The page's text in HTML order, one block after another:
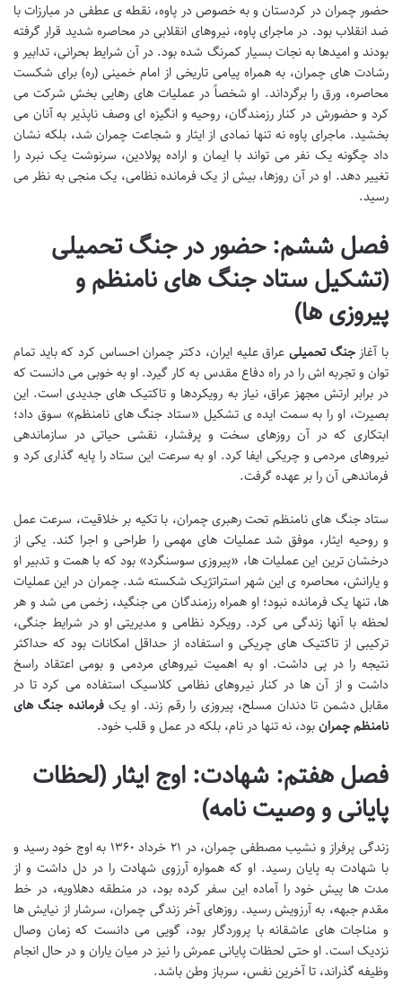
حضور چمران در کردستان و به خصوص در پاوه، نقطه ی عطفی در مبارزات با
ضد انقلاب بود. در ماجرای پاوه، نیروهای انقلابی در محاصره شدید قرار گرفته
بودند و امیدها به نجات بسیار کمرنگ شده بود. در آن شرایط بحرانی، تدابیر و
رشادت های چمران، به همراه پیامی تاریخی از امام خمینی (ره) برای شکست
محاصره، ورق را برگرداند. او شخصاً در عملیات های رهایی بخش شرکت می
کرد و حضورش در کنار رزمندگان، روحیه و انگیزه ای وصف ناپذیر به آنان می
بخشید. ماجرای پاوه نه تنها نمادی از ایثار و شجاعت چمران شد، بلکه نشان
داد چگونه یک نفر می تواند با ایمان و اراده پولادین، سرنوشت یک نبرد را
تغییر دهد. او در آن روزها، بیش از یک فرمانده نظامی، یک منجی به نظر می
رسید.
فصل ششم: حضور در جنگ تحمیلی
(تشکیل ستاد جنگ های نامنظم و
پیروزی ها)
با آغازجنگ تحمیلی عراق علیه ایران، دکتر چمران احساس کرد که باید تمام
توان و تجربه اش را در راه دفاع مقدس به کار گیرد. او به خوبی می دانست که
در برابر ارتش مجهز عراق، نیاز به رویکردها و تاکتیک های جدیدی است. این
بصیرت، او را به سمت ایده ی تشکیل «ستاد جنگ های نامنظم» سوق داد؛
ابتکاری که در آن روزهای سخت و پرفشار، نقشی حیاتی در سازماندهی
نیروهای مردمی و چریکی ایفا کرد. او به سرعت این ستاد را پایه گذاری کرد و
فرماندهی آن را بر عهده گرفت.
ستاد جنگ های نامنظم تحت رهبری چمران، با تکیه بر خلاقیت، سرعت عمل
و روحیه ایثار، موفق شد عملیات های مهمی را طراحی و اجرا کند. یکی از
درخشان ترین این عملیات ها، «پیروزی سوسنگرد» بود که با همت و تدبیر او
و یارانش، محاصره ی این شهر استراتژیک شکسته شد. چمران در این عملیات
ها، تنها یک فرمانده نبود؛ او همراه رزمندگان می جنگید، زخمی می شد و هر
لحظه با آنها زندگی می کرد. رویکرد نظامی و مدیریتی او در شرایط جنگی،
ترکیبی از تاکتیک های چریکی و استفاده از حداقل امکانات بود که حداکثر
نتیجه را در پی داشت. او به اهمیت نیروهای مردمی و بومی اعتقاد راسخ
داشت و از آن ها در کنار نیروهای نظامی کلاسیک استفاده می کرد تا در
مقابل دشمن تا دندان مسلح، پیروزی را رقم زند. او یکفرمانده جنگ های
نامنظم چمرانبود، نه تنها در نام، بلکه در عمل و قلب خود.
فصل هفتم: شهادت: اوج ایثار (لحظات
پایانی و وصیت نامه)
زندگی پرفراز و نشیب مصطفی چمران، در ۲۱ خرداد ۱۳۶۰ به اوج خود رسید و
با شهادت به پایان رسید. او که همواره آرزوی شهادت را در دل داشت و از
مدت ها پیش خود را آماده این سفر کرده بود، در منطقه دهلاویه، در خط
مقدم جبهه، به آرزویش رسید. روزهای آخر زندگی چمران، سرشار از نیایش ها
و مناجات های عاشقانه با پروردگار بود، گویی می دانست که زمان وصال
نزدیک است. او حتی لحظات پایانی عمرش را نیز در میان یاران و در حال انجام
وظیفه گذراند، تا آخرین نفس، سرباز وطن باشد.